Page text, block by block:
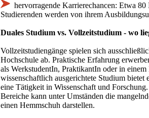
hervorragende Karrierechancen: Etwa 80
Studierenden werden von ihrem
Duales Studium vs. Vollzeitstudium - wo
Vollzeitstudiengänge spielen sich
Hochschule ab. Praktische Erfahrung
als WerkstudentIn, PraktikantIn oder in
wissenschaftlich ausgerichtete Studium bietet
eine Tätigkeit in Wissenschaft und
Bereiche kann unter Umständen die
einen Hemmschuh darstellen.